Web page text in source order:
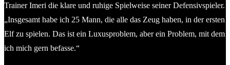
Trainer Imeri die klare und ruhige Spielweise seiner Defensivspieler.
„Insgesamt habe ich 25 Mann, die alle das Zeug haben, in der ersten
Elf zu spielen. Das ist ein Luxusproblem, aber ein Problem, mit dem
ich mich gern befasse.“